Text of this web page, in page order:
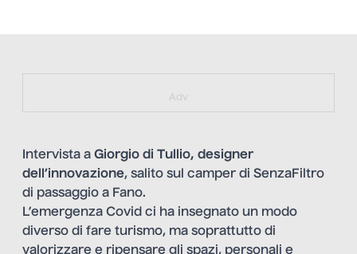
https://bit.ly/muster_aggiornamento
Adv
Intervista a Giorgio di Tullio, designer
dell’innovazione, salito sul camper di SenzaFiltro
di passaggio a Fano.
L’emergenza Covid ci ha insegnato un modo
diverso di fare turismo, ma soprattutto di
valorizzare e ripensare gli spazi, personali e